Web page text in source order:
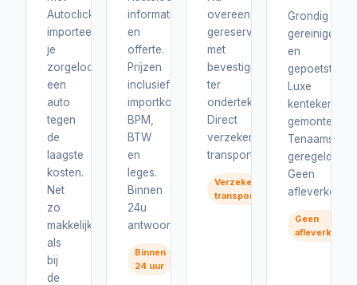
Autoclick
importeer
je
zorgeloos
een
auto
tegen
de
laagste
kosten.
Net
zo
makkelijk
als
bij
de
informatie
en
offerte.
Prijzen
inclusief
importkosten,
BPM,
BTW
en
leges.
Binnen
24u
antwoord.
Binnen
24 uur
overeenstemming
gereserveerd
met
bevestiging
ter
ondertekening.
Direct
verzekerd
transport.
Verzekerd
transport
Grondig
gereinigd
en
gepoetst.
Luxe
gemonteerd.
geregeld.
Geen
Geen
afleverkosten